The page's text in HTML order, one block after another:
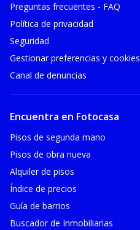
Preguntas frecuentes - FAQ
Política de privacidad
Seguridad
Gestionar preferencias y cookies
Canal de denuncias
Encuentra en Fotocasa
Pisos de segunda mano
Pisos de obra nueva
Alquiler de pisos
Índice de precios
Guía de barrios
Buscador de Inmobiliarias